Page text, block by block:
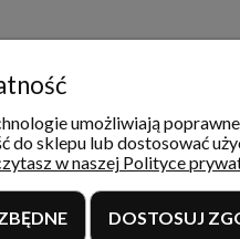
umożliwiają
do sklepu lub dostosować
w naszej Polityce
DOSTOSUJ